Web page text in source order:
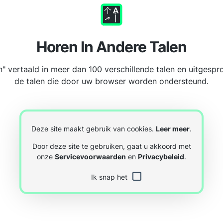
Horen In Andere Talen
vertaald in meer dan 100 verschillende talen en
de talen die door uw browser worden ondersteund.
Deze site maakt gebruik van cookies. Leer meer.
Door deze site te gebruiken, gaat u akkoord met
onze Servicevoorwaarden en Privacybeleid.
Ik snap het